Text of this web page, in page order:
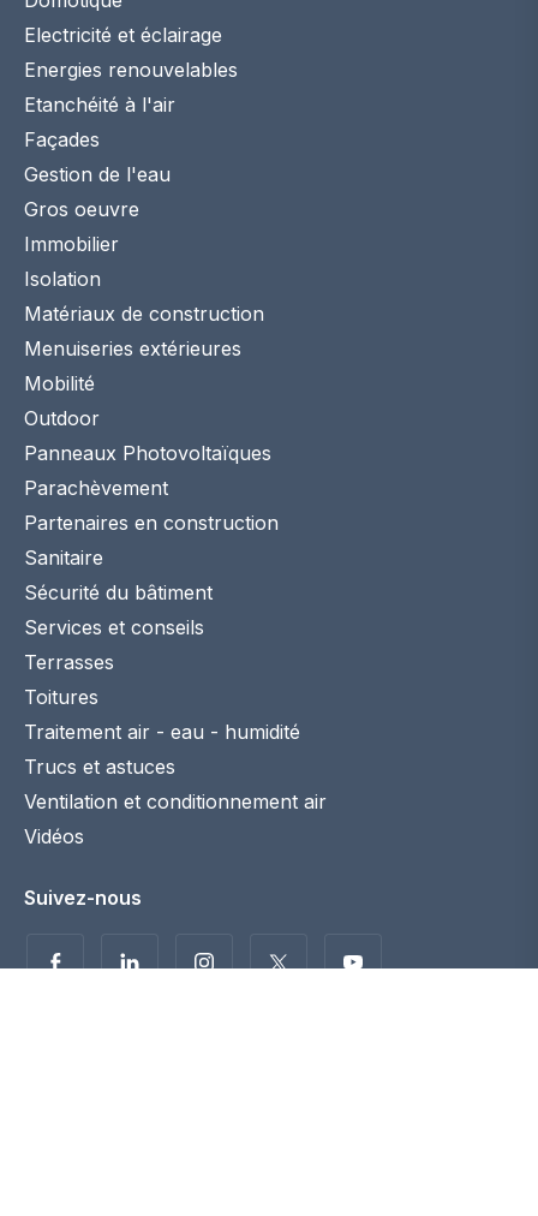
Electricité et éclairage
Energies renouvelables
Etanchéité à l'air
Façades
Gestion de l'eau
Gros oeuvre
Immobilier
Isolation
Matériaux de construction
Menuiseries extérieures
Mobilité
Outdoor
Panneaux Photovoltaïques
Parachèvement
Partenaires en construction
Sanitaire
Sécurité du bâtiment
Services et conseils
Terrasses
Toitures
Traitement air - eau - humidité
Trucs et astuces
Ventilation et conditionnement air
Vidéos
Suivez-nous